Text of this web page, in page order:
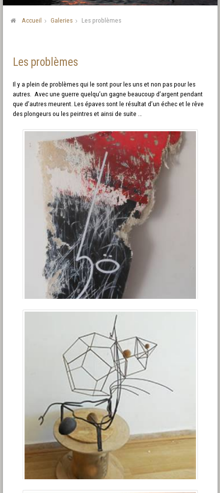
Accueil Galeries Les problèmes
Les problèmes
Il y a plein de problèmes qui le sont pour les uns et non pas pour les
autres. Avec une guerre quelqu’un gagne beaucoup d’argent pendant
que d’autres meurent. Les épaves sont le résultat d’un échec et le rêve
des plongeurs ou les peintres et ainsi de suite …